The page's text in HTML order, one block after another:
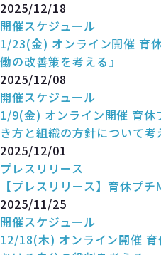
2025/12/18
開催スケジュール
1/23(金) オンライン開催 育
働の改善策を考える』
2025/12/08
開催スケジュール
1/9(金) オンライン開催 育
き方と組織の方針について考
2025/12/01
プレスリリース
【プレスリリース】育休プ
2025/11/25
開催スケジュール
12/18(木) オンライン開催